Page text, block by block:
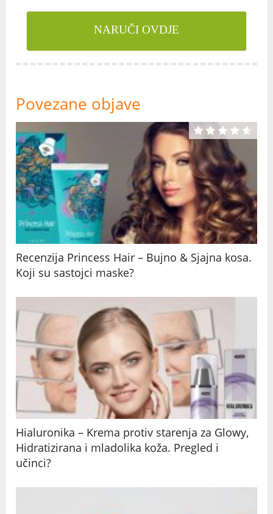
NARUČI OVDJE
Povezane objave
Recenzija Princess Hair – Bujno & Sjajna kosa.
Koji su sastojci maske?
Hialuronika – Krema protiv starenja za Glowy,
Hidratizirana i mladolika koža. Pregled i
učinci?